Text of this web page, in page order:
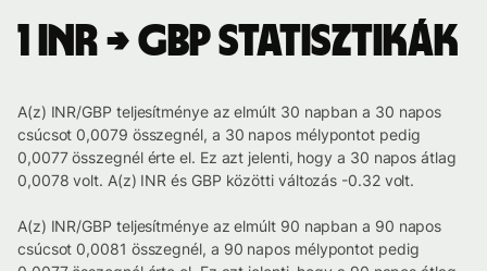
1 INR → GBP statisztikák
A(z) INR/GBP teljesítménye az elmúlt 30 napban a 30 napos
csúcsot 0,0079 összegnél, a 30 napos mélypontot pedig
0,0077 összegnél érte el. Ez azt jelenti, hogy a 30 napos átlag
0,0078 volt. A(z) INR és GBP közötti változás -0.32 volt.
A(z) INR/GBP teljesítménye az elmúlt 90 napban a 90 napos
csúcsot 0,0081 összegnél, a 90 napos mélypontot pedig